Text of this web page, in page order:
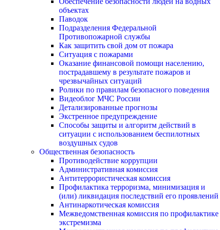
объектах
Паводок
Подразделения Федеральной
Противопожарной службы
Как защитить свой дом от пожара
Ситуация с пожарами
Оказание финансовой помощи населению,
пострадавшему в результате пожаров и
чрезвычайных ситуаций
Ролики по правилам безопасного поведения
Видеоблог МЧС России
Детализированные прогнозы
Экстренное предупреждение
Способы защиты и алгоритм действий в
ситуации с использованием беспилотных
воздушных судов
Общественная безопасность
Противодействие коррупции
Административная комиссия
Антитеррористическая комиссия
Профилактика терроризма, минимизация и
(или) ликвидация последствий его проявлений
Антинаркотическая комиссия
Межведомственная комиссия по профилактике
экстремизма